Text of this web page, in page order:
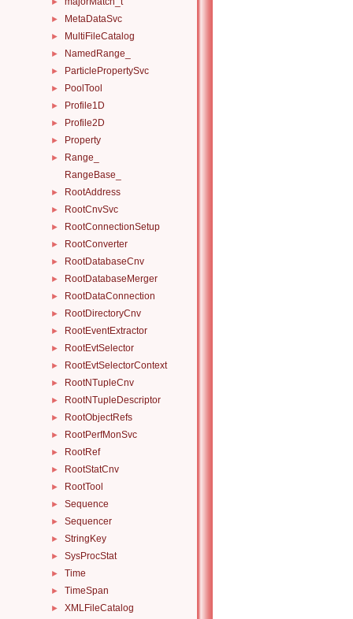
► MetaDataSvc
► MultiFileCatalog
► NamedRange_
► ParticlePropertySvc
► PoolTool
► Profile1D
► Profile2D
► Property
►
Range_
RangeBase_
► RootAddress
► RootCnvSvc
► RootConnectionSetup
► RootConverter
► RootDatabaseCnv
► RootDatabaseMerger
► RootDataConnection
► RootDirectoryCnv
► RootEventExtractor
► RootEvtSelector
► RootEvtSelectorContext
► RootNTupleCnv
► RootNTupleDescriptor
► RootObjectRefs
► RootPerfMonSvc
► RootRef
► RootStatCnv
► RootTool
► Sequence
► Sequencer
► StringKey
► SysProcStat
► Time
► TimeSpan
► XMLFileCatalog